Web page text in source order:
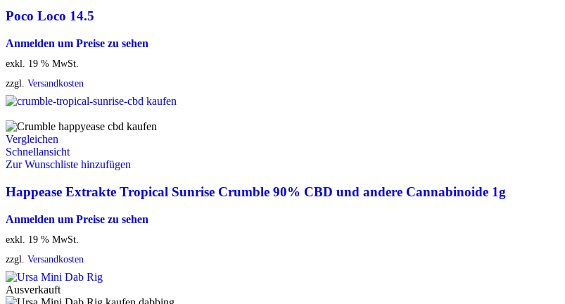
Poco Loco 14.5
Anmelden um Preise zu sehen
exkl. 19 % MwSt.
zzgl. Versandkosten
Vergleichen
Schnellansicht
Zur Wunschliste hinzufügen
Happease Extrakte Tropical Sunrise Crumble 90% CBD und andere Cannabinoide 1g
Anmelden um Preise zu sehen
exkl. 19 % MwSt.
zzgl. Versandkosten
Ausverkauft